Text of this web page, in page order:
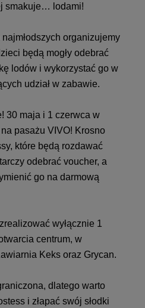
smakuje… lodami!
organizujemy
będą mogły odebrać
lodów i wykorzystać go w
udział w zabawie.
30 maja i 1 czerwca w
pasażu VIVO! Krosno
które będą rozdawać
odebrać voucher, a
go na darmową
wyłącznie 1
centrum, w
Keks oraz Grycan.
dlatego warto
i złapać swój słodki